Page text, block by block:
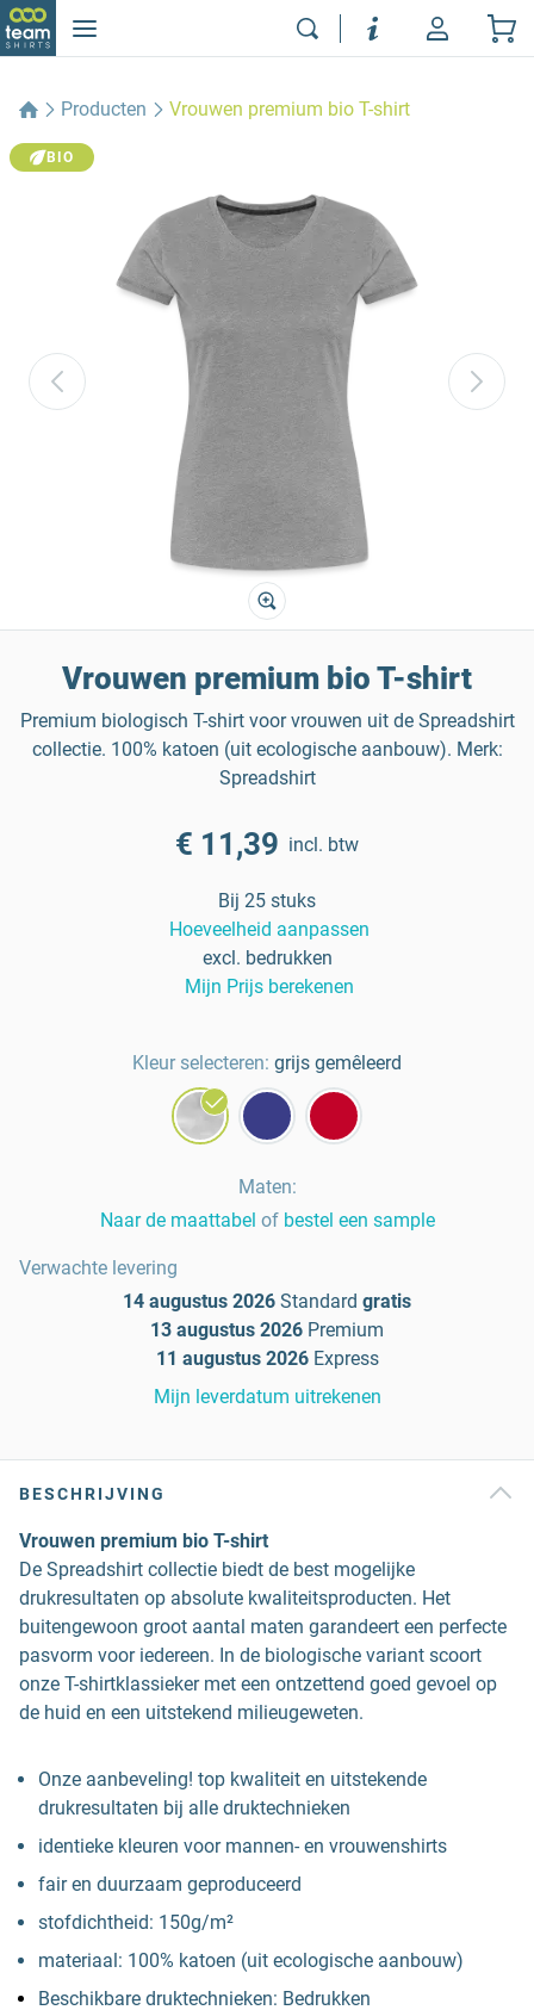
Producten Vrouwen premium bio T-shirt
BIO
Vrouwen premium bio T-shirt
Premium biologisch T-shirt voor vrouwen uit de Spreadshirt
collectie. 100% katoen (uit ecologische aanbouw). Merk:
Spreadshirt
€ 11,39 incl. btw
Bij 25 stuks
Hoeveelheid aanpassen
excl. bedrukken
Mijn Prijs berekenen
Kleur selecteren: grijs gemêleerd
Maten:
Naar de maattabel of bestel een sample
Verwachte levering
14 augustus 2026 Standard gratis
13 augustus 2026 Premium
11 augustus 2026 Express
Mijn leverdatum uitrekenen
BESCHRIJVING
Vrouwen premium bio T-shirt
De Spreadshirt collectie biedt de best mogelijke
drukresultaten op absolute kwaliteitsproducten. Het
buitengewoon groot aantal maten garandeert een perfecte
pasvorm voor iedereen. In de biologische variant scoort
onze T-shirtklassieker met een ontzettend goed gevoel op
de huid en een uitstekend milieugeweten.
Onze aanbeveling! top kwaliteit en uitstekende
drukresultaten bij alle druktechnieken
identieke kleuren voor mannen- en vrouwenshirts
fair en duurzaam geproduceerd
stofdichtheid: 150g/m²
materiaal: 100% katoen (uit ecologische aanbouw)
Beschikbare druktechnieken: Bedrukken